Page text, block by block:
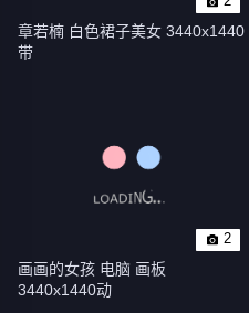
章若楠 白色裙子美女 3440x1440
带
2
画画的女孩 电脑 画板
3440x1440动